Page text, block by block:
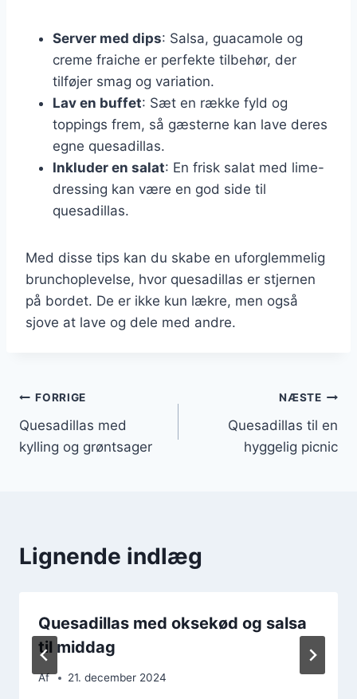
Server med dips: Salsa, guacamole og
creme fraiche er perfekte tilbehør, der
tilføjer smag og variation.
Lav en buffet: Sæt en række fyld og
toppings frem, så gæsterne kan lave deres
egne quesadillas.
Inkluder en salat: En frisk salat med lime-
dressing kan være en god side til
quesadillas.
Med disse tips kan du skabe en uforglemmelig
brunchoplevelse, hvor quesadillas er stjernen
på bordet. De er ikke kun lækre, men også
sjove at lave og dele med andre.
Indlægsnavigation
FORRIGE
Quesadillas med
kylling og grøntsager
NÆSTE
Quesadillas til en
hyggelig picnic
Lignende indlæg
Quesadillas med oksekød og salsa
til middag
Af 21. december 2024